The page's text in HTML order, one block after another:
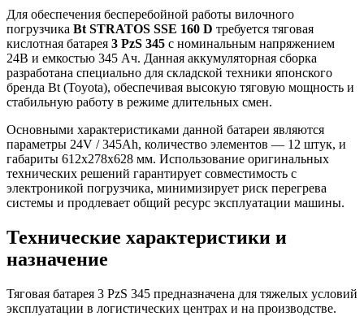
Для обеспечения бесперебойной работы вилочного
погрузчика Bt STRATOS SSE 160 D требуется тяговая
кислотная батарея 3 PzS 345 с номинальным напряжением
24В и емкостью 345 Ач. Данная аккумуляторная сборка
разработана специально для складской техники японского
бренда Bt (Toyota), обеспечивая высокую тяговую мощность и
стабильную работу в режиме длительных смен.
Основными характеристиками данной батареи являются
параметры 24V / 345Ah, количество элементов — 12 штук, и
габариты 612x278x628 мм. Использование оригинальных
технических решений гарантирует совместимость с
электроникой погрузчика, минимизирует риск перегрева
системы и продлевает общий ресурс эксплуатации машины.
Технические характеристики и
назначение
Тяговая батарея 3 PzS 345 предназначена для тяжелых условий
эксплуатации в логистических центрах и на производстве.